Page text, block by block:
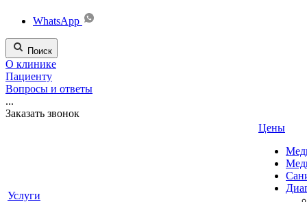
WhatsApp
Поиск
О клинике
Пациенту
Вопросы и ответы
...
Заказать звонок
Услуги
Цены